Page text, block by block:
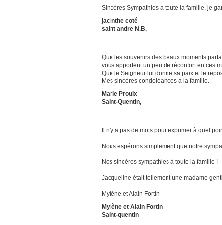
Sincères Sympathies a toute la famille, je
jacinthe coté
saint andre N.B.
Que les souvenirs des beaux moments
vous apportent un peu de réconfort en ces
Que le Seigneur lui donne sa paix et le
Mes sincères condoléances à la famille.
Marie Proulx
Saint-Quentin,
Il n'y a pas de mots pour exprimer à quel
Nous espérons simplement que notre
Nos sincères sympathies à toute la famille !
Jacqueline était tellement une madame
Mylène et Alain Fortin
Mylène et Alain Fortin
Saint-quentin